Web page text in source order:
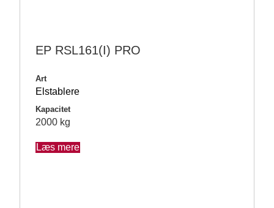
EP RSL161(I) PRO
Art
Elstablere
Kapacitet
2000 kg
Læs mere